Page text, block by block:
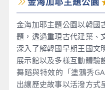
金海加耶主題公園以韓國
題，透過重現古代建築、
深入了解韓國早期王國文
展示館以及多樣互動體驗
舞蹈與特效的「塗鴉秀
出讓歷史故事以活潑方式